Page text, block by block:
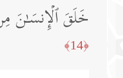
خَلَقَ ٱلۡإِنسَـٰنَ
﴿14﴾